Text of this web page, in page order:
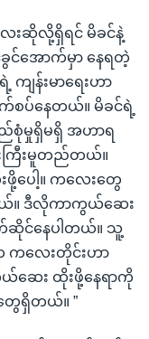
းဆိုလို့ရှိရင် မိခင်နဲ့
င်အောက်မှာ နေရတဲ့
ျန်းမာရေးဟာ
စပ်နေတယ်။ မိခင်ရဲ့
ြည်စုံမှုရှိမရှိ အဟာရ
းကြီးမူတည်တယ်။
ပေါ့။ ကလေးတွေ
။ ဒီလိုကာကွယ်ဆေး
ဆိုင်နေပါတယ်။ သူ့
ကလေးတိုင်းဟာ
ယ်ဆေး ထိုးဖို့နေရာကို
ေရှိတယ်။ ”